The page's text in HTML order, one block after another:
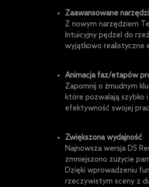
Zaawansowane
Z nowym narzędziem
Intuicyjny pędzel do
wyjątkowo realistyczne
Animacja faz/etapów
Zapomnij o żmudnym
które pozwalają szybko
efektywność swojej
Zwiększona wydajność
Najnowsza wersja D5
zmniejszono zużycie
Dzięki wprowadzeniu
rzeczywistym sceny z